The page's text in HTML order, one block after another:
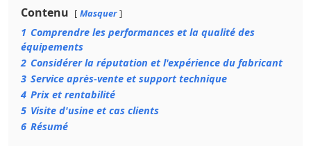
Contenu Masquer
1 Comprendre les performances et la qualité des
équipements
2 Considérer la réputation et l'expérience du fabricant
3 Service après-vente et support technique
4 Prix ​​et rentabilité
5 Visite d'usine et cas clients
6 Résumé